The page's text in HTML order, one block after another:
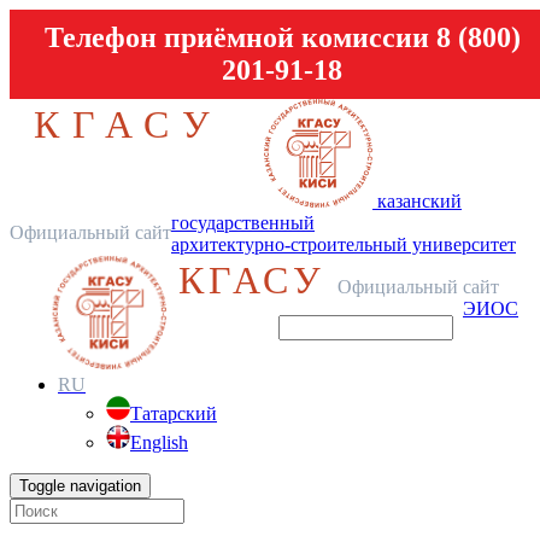
Телефон приёмной комиссии 8 (800)
201-91-18
КГАСУ
Официальный сайт
казанский
государственный
архитектурно-строительный университет
КГАСУ
Официальный сайт
ЭИОС
RU
Татарский
English
Toggle navigation